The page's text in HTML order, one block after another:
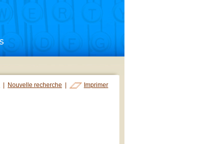
Nouvelle recherche Imprimer